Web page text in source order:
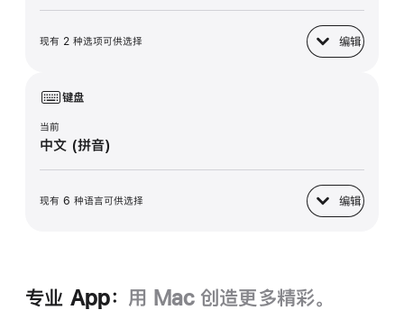
现有 2 种选项可供选择 编辑
电源适配器
键盘
当前
中文 (拼音)
现有 6 种语言可供选择 编辑
键盘
专业 App： 用 Mac 创造更多精彩。